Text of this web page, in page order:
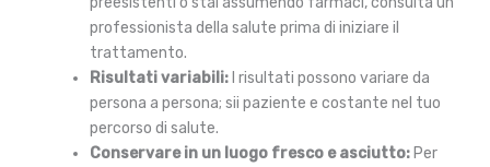
professionista della salute prima di iniziare il
trattamento.
Risultati variabili: I risultati possono variare da
persona a persona; sii paziente e costante nel tuo
percorso di salute.
Conservare in un luogo fresco e asciutto: Per